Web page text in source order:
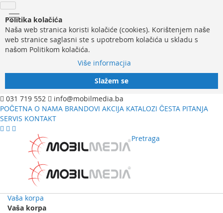
Politika kolačića
Naša web stranica koristi kolačiće (cookies). Korištenjem naše
web stranice saglasni ste s upotrebom kolačića u skladu s
našom Politikom kolačića.
Više informacjia
Slažem se
031 719 552
info@mobilmedia.ba
POČETNA O NAMA BRANDOVI AKCIJA KATALOZI ČESTA PITANJA
SERVIS KONTAKT
Pretraga
Vaša korpa
Vaša korpa